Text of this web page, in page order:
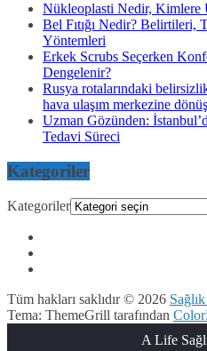
Nükleoplasti Nedir, Kimlere
Bel Fıtığı Nedir? Belirtileri,
Yöntemleri
Erkek Scrubs Seçerken
Dengelenir?
Rusya rotalarındaki
hava ulaşım merkezine
Uzman Gözünden:
Tedavi Süreci
Kategoriler
Kategoriler
Tüm hakları saklıdır © 2026
Tema: ThemeGrill tarafından
A Life